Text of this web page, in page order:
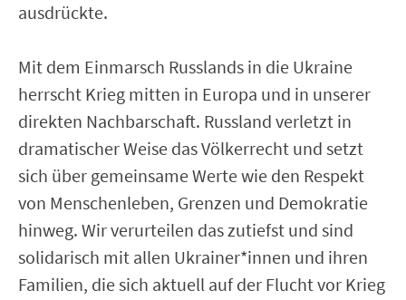
ausdrückte.
Mit dem Einmarsch Russlands in die Ukraine
herrscht Krieg mitten in Europa und in unserer
direkten Nachbarschaft. Russland verletzt in
dramatischer Weise das Völkerrecht und setzt
sich über gemeinsame Werte wie den Respekt
von Menschenleben, Grenzen und Demokratie
hinweg. Wir verurteilen das zutiefst und sind
solidarisch mit allen Ukrainer*innen und ihren
Familien, die sich aktuell auf der Flucht vor Krieg